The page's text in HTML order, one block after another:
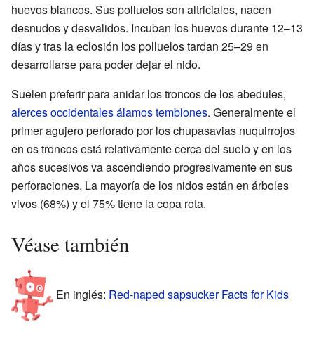
huevos blancos. Sus polluelos son altriciales, nacen
desnudos y desvalidos. Incuban los huevos durante 12–13
días y tras la eclosión los polluelos tardan 25–29 en
desarrollarse para poder dejar el nido.
Suelen preferir para anidar los troncos de los abedules,
alerces occidentalesálamos temblones. Generalmente el
primer agujero perforado por los chupasavias nuquirrojos
en os troncos está relativamente cerca del suelo y en los
años sucesivos va ascendiendo progresivamente en sus
perforaciones. La mayoría de los nidos están en árboles
vivos (68%) y el 75% tiene la copa rota.
Véase también
En inglés: Red-naped sapsucker Facts for Kids